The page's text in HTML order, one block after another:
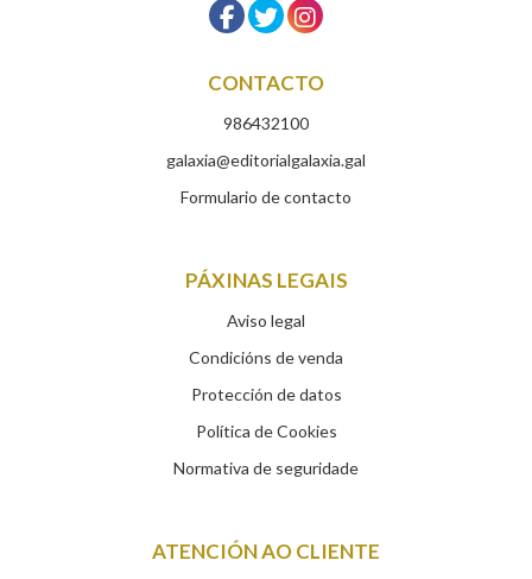
CONTACTO
986432100
galaxia@editorialgalaxia.gal
Formulario de contacto
PÁXINAS LEGAIS
Aviso legal
Condicións de venda
Protección de datos
Política de Cookies
Normativa de seguridade
ATENCIÓN AO CLIENTE